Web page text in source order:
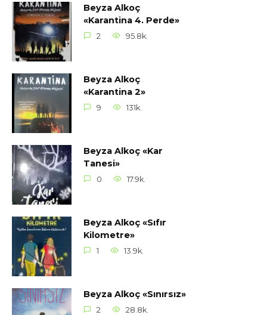
Beyza Alkoç
«Karantina 4. Perde»
2 95.8k.
Beyza Alkoç
«Karantina 2»
9 131k.
Beyza Alkoç «Kar
Tanesi»
0 17.9k.
Beyza Alkoç «Sıfır
Kilometre»
1 13.9k.
Beyza Alkoç «Sınırsız»
2 28.8k.